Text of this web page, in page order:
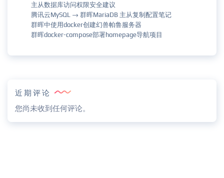
主从数据库访问权限安全建议
腾讯云MySQL → 群晖MariaDB 主从复制配置笔记
群晖中使用docker创建幻兽帕鲁服务器
群晖docker-compose部署homepage导航项目
近期评论
您尚未收到任何评论。